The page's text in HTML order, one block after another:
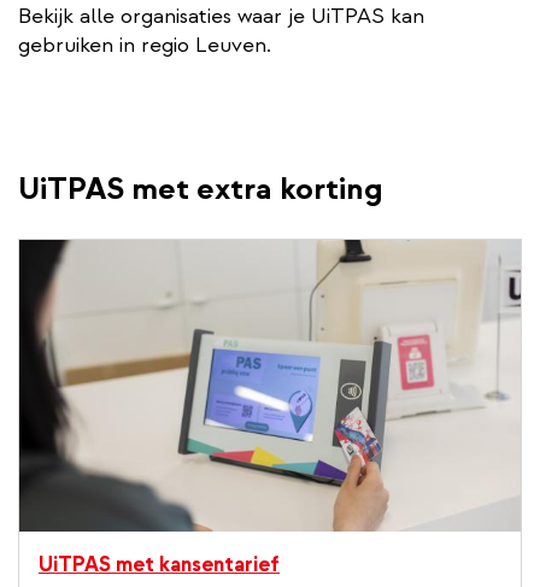
Bekijk alle organisaties waar je UiTPAS kan
gebruiken in regio Leuven.
UiTPAS met extra korting
UiTPAS met kansentarief